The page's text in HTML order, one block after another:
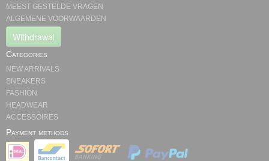
MEEST GESTELDE VRAGEN
ALGEMENE VOORWAARDEN
Withdrawal
Categories
NEW ARRIVALS
SNEAKERS
FASHION
HEADWEAR
ACCESSOIRES
Payment methods